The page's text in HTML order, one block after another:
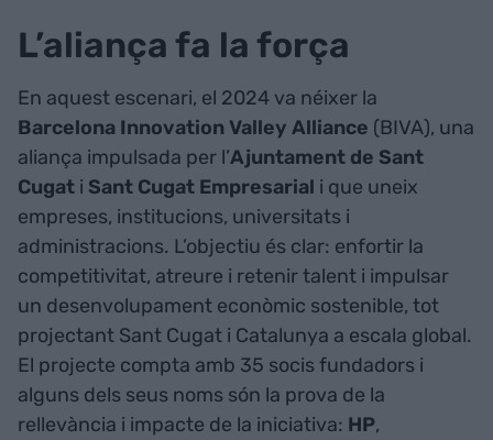
L’aliança fa la força
En aquest escenari, el 2024 va néixer la
Barcelona Innovation Valley Alliance (BIVA), una
aliança impulsada per l’Ajuntament de Sant
Cugat i Sant Cugat Empresarial i que uneix
empreses, institucions, universitats i
administracions. L’objectiu és clar: enfortir la
competitivitat, atreure i retenir talent i impulsar
un desenvolupament econòmic sostenible, tot
projectant Sant Cugat i Catalunya a escala global.
El projecte compta amb 35 socis fundadors i
alguns dels seus noms són la prova de la
rellevància i impacte de la iniciativa: HP,